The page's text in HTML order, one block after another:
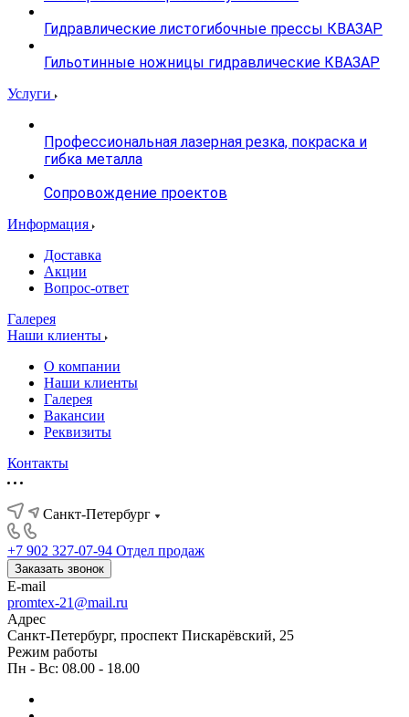
Гидравлические листогибочные прессы КВАЗАР
Гильотинные ножницы гидравлические КВАЗАР
Услуги
Профессиональная лазерная резка, покраска и
гибка металла
Сопровождение проектов
Информация
Доставка
Акции
Вопрос-ответ
Галерея
Наши клиенты
О компании
Наши клиенты
Галерея
Вакансии
Реквизиты
Контакты
Санкт-Петербург
+7 902 327-07-94 Отдел продаж
Заказать звонок
E-mail
promtex-21@mail.ru
Адрес
Санкт-Петербург, проспект Пискарёвский, 25
Режим работы
Пн - Вс: 08.00 - 18.00